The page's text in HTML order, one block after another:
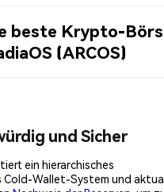
beste Krypto-
(ARCOS)
und Sicher
ein hierarchisches
Wallet-System und